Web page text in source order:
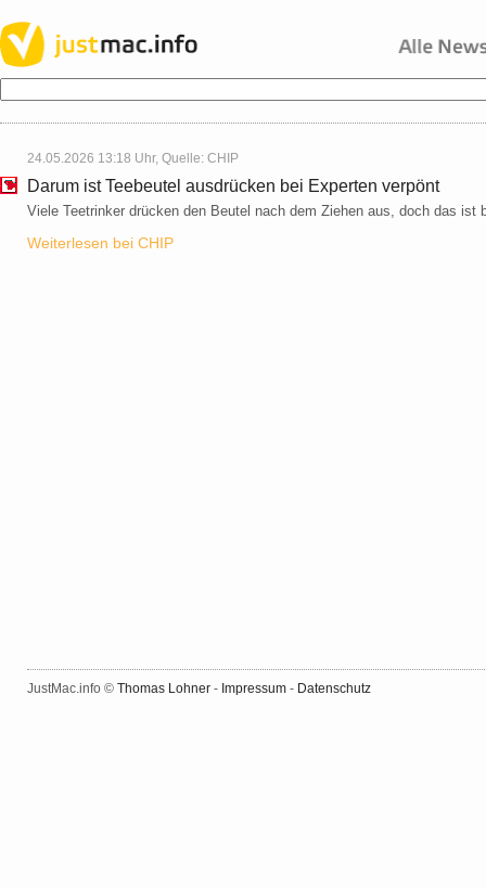
24.05.2026 13:18 Uhr, Quelle: CHIP
Darum ist Teebeutel ausdrücken bei Experten verpönt
Viele Teetrinker drücken den Beutel nach dem Ziehen aus, doch das ist
Weiterlesen bei CHIP
JustMac.info © Thomas Lohner - Impressum - Datenschutz